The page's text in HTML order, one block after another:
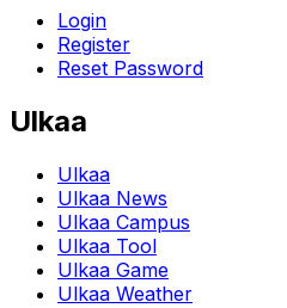
Login
Register
Reset Password
Ulkaa
Ulkaa
Ulkaa News
Ulkaa Campus
Ulkaa Tool
Ulkaa Game
Ulkaa Weather